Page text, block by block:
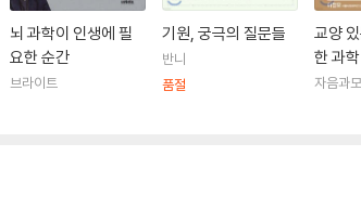
뇌 과학이 인생에 필
요한 순간
브라이트
기원, 궁극의 질문들
반니
품절
교양
한 과학
자음과